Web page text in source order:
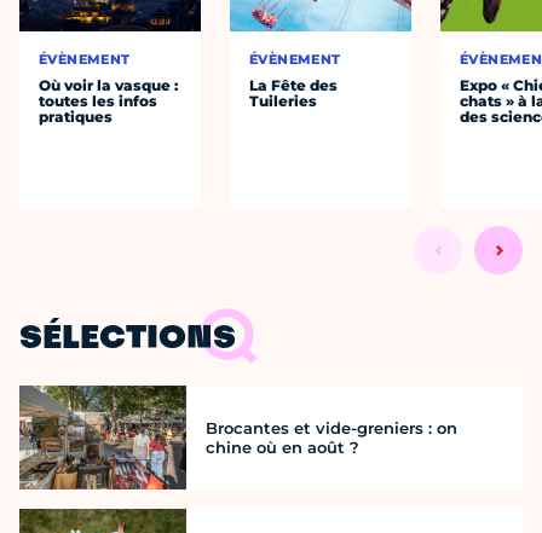
ÉVÈNEMENT
Où voir la vasque :
toutes les infos
pratiques
ÉVÈNEMENT
La Fête des
Tuileries
Expo «
chats » à
des
SÉLECTIONS
Brocantes et vide-greniers : on
chine où en août ?